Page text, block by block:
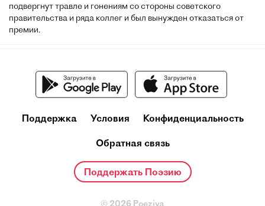
подвергнут травле и гонениям со стороны советского
правительства и ряда коллег и был вынужден отказаться от
премии.
Поддержка Условия Конфиденциальность
Обратная связь
Поддержать Поэзию
© 2026 Poeziya